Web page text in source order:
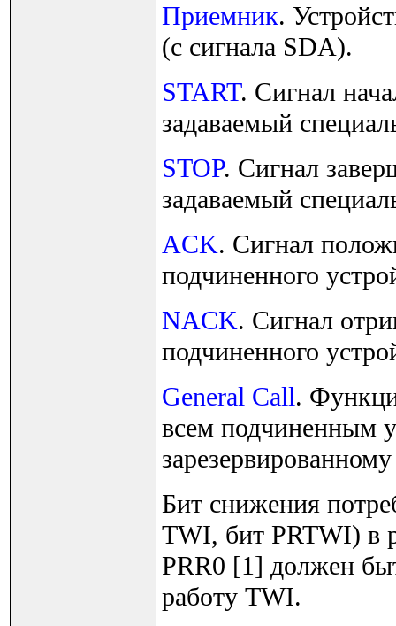
Приемник.
(с сигнала SDA).
START. Сигнал
задаваемый
STOP. Сигнал
задаваемый
ACK. Сигнал
подчиненного
NACK. Сигнал
подчиненного
General Call.
всем подчиненным
Бит снижения
TWI, бит PRTWI) в
PRR0 [1] должен
работу TWI.